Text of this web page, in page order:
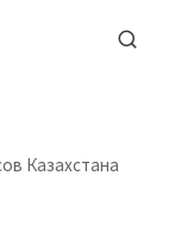
Казахстана